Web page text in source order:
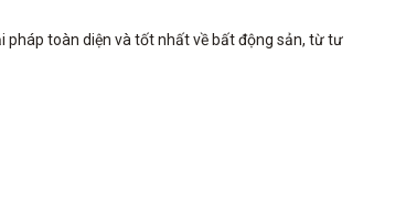
pháp toàn diện và tốt nhất về bất động sản, từ tư